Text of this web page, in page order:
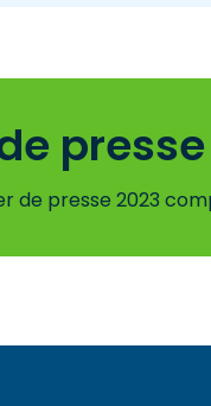
presse
de presse 2023